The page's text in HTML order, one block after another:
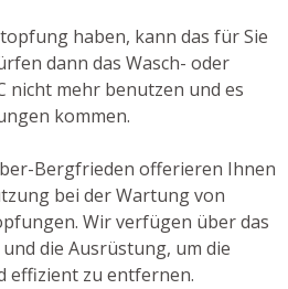
haben, kann das für Sie
dann das Wasch- oder
nicht mehr benutzen und es
kommen.
Bergfrieden offerieren Ihnen
bei der Wartung von
Wir verfügen über das
die Ausrüstung, um die
effizient zu entfernen.